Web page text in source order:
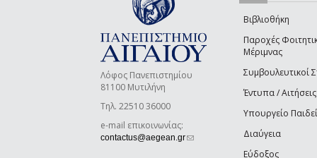
Λόφος Πανεπιστημίου
81100 Μυτιλήνη
Τηλ. 22510 36000
e-mail επικοινωνίας:
contactus@aegean.gr(link sends e-mail)
Βιβλιοθήκη
Παροχές
Μέριμνας
Συμβουλευτικοί
Έντυπα / Αιτήσεις
Υπουργείο
Διαύγεια
Εύδοξος